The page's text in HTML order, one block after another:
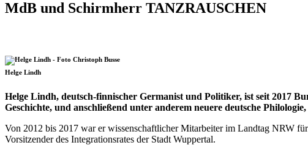
MdB und Schirmherr TANZRAUSCHEN
Helge Lindh
Helge Lindh, deutsch-finnischer Germanist und Politiker, ist seit 2017
Geschichte, und anschließend unter anderem neuere deutsche
Von 2012 bis 2017 war er wissenschaftlicher Mitarbeiter im Landtag NRW
Vorsitzender des Integrationsrates der Stadt Wuppertal.